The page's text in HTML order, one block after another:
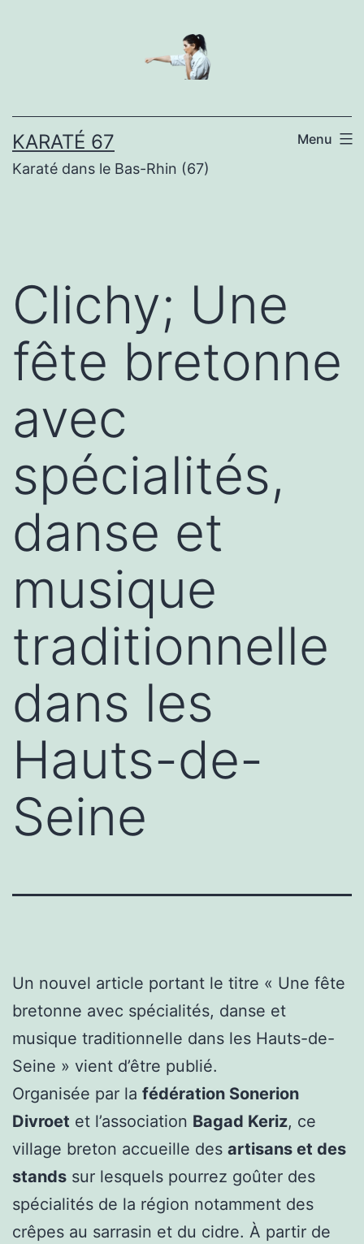
KARATÉ 67
Karaté dans le Bas-Rhin (67)
Menu
Clichy; Une
fête bretonne
avec
spécialités,
danse et
musique
traditionnelle
dans les
Hauts-de-
Seine
Un nouvel article portant le titre « Une fête
bretonne avec spécialités, danse et
musique traditionnelle dans les Hauts-de-
Seine » vient d’être publié.
Organisée par la fédération Sonerion
Divroet et l’association Bagad Keriz, ce
village breton accueille des artisans et des
stands sur lesquels pourrez goûter des
spécialités de la région notamment des
crêpes au sarrasin et du cidre. À partir de